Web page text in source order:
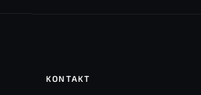
KONTAKT